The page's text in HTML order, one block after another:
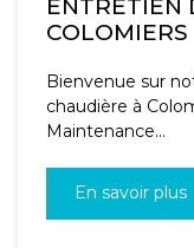
ENTRETIEN
COLOMIERS
Bienvenue sur
chaudière à
Maintenance...
En savoir plus